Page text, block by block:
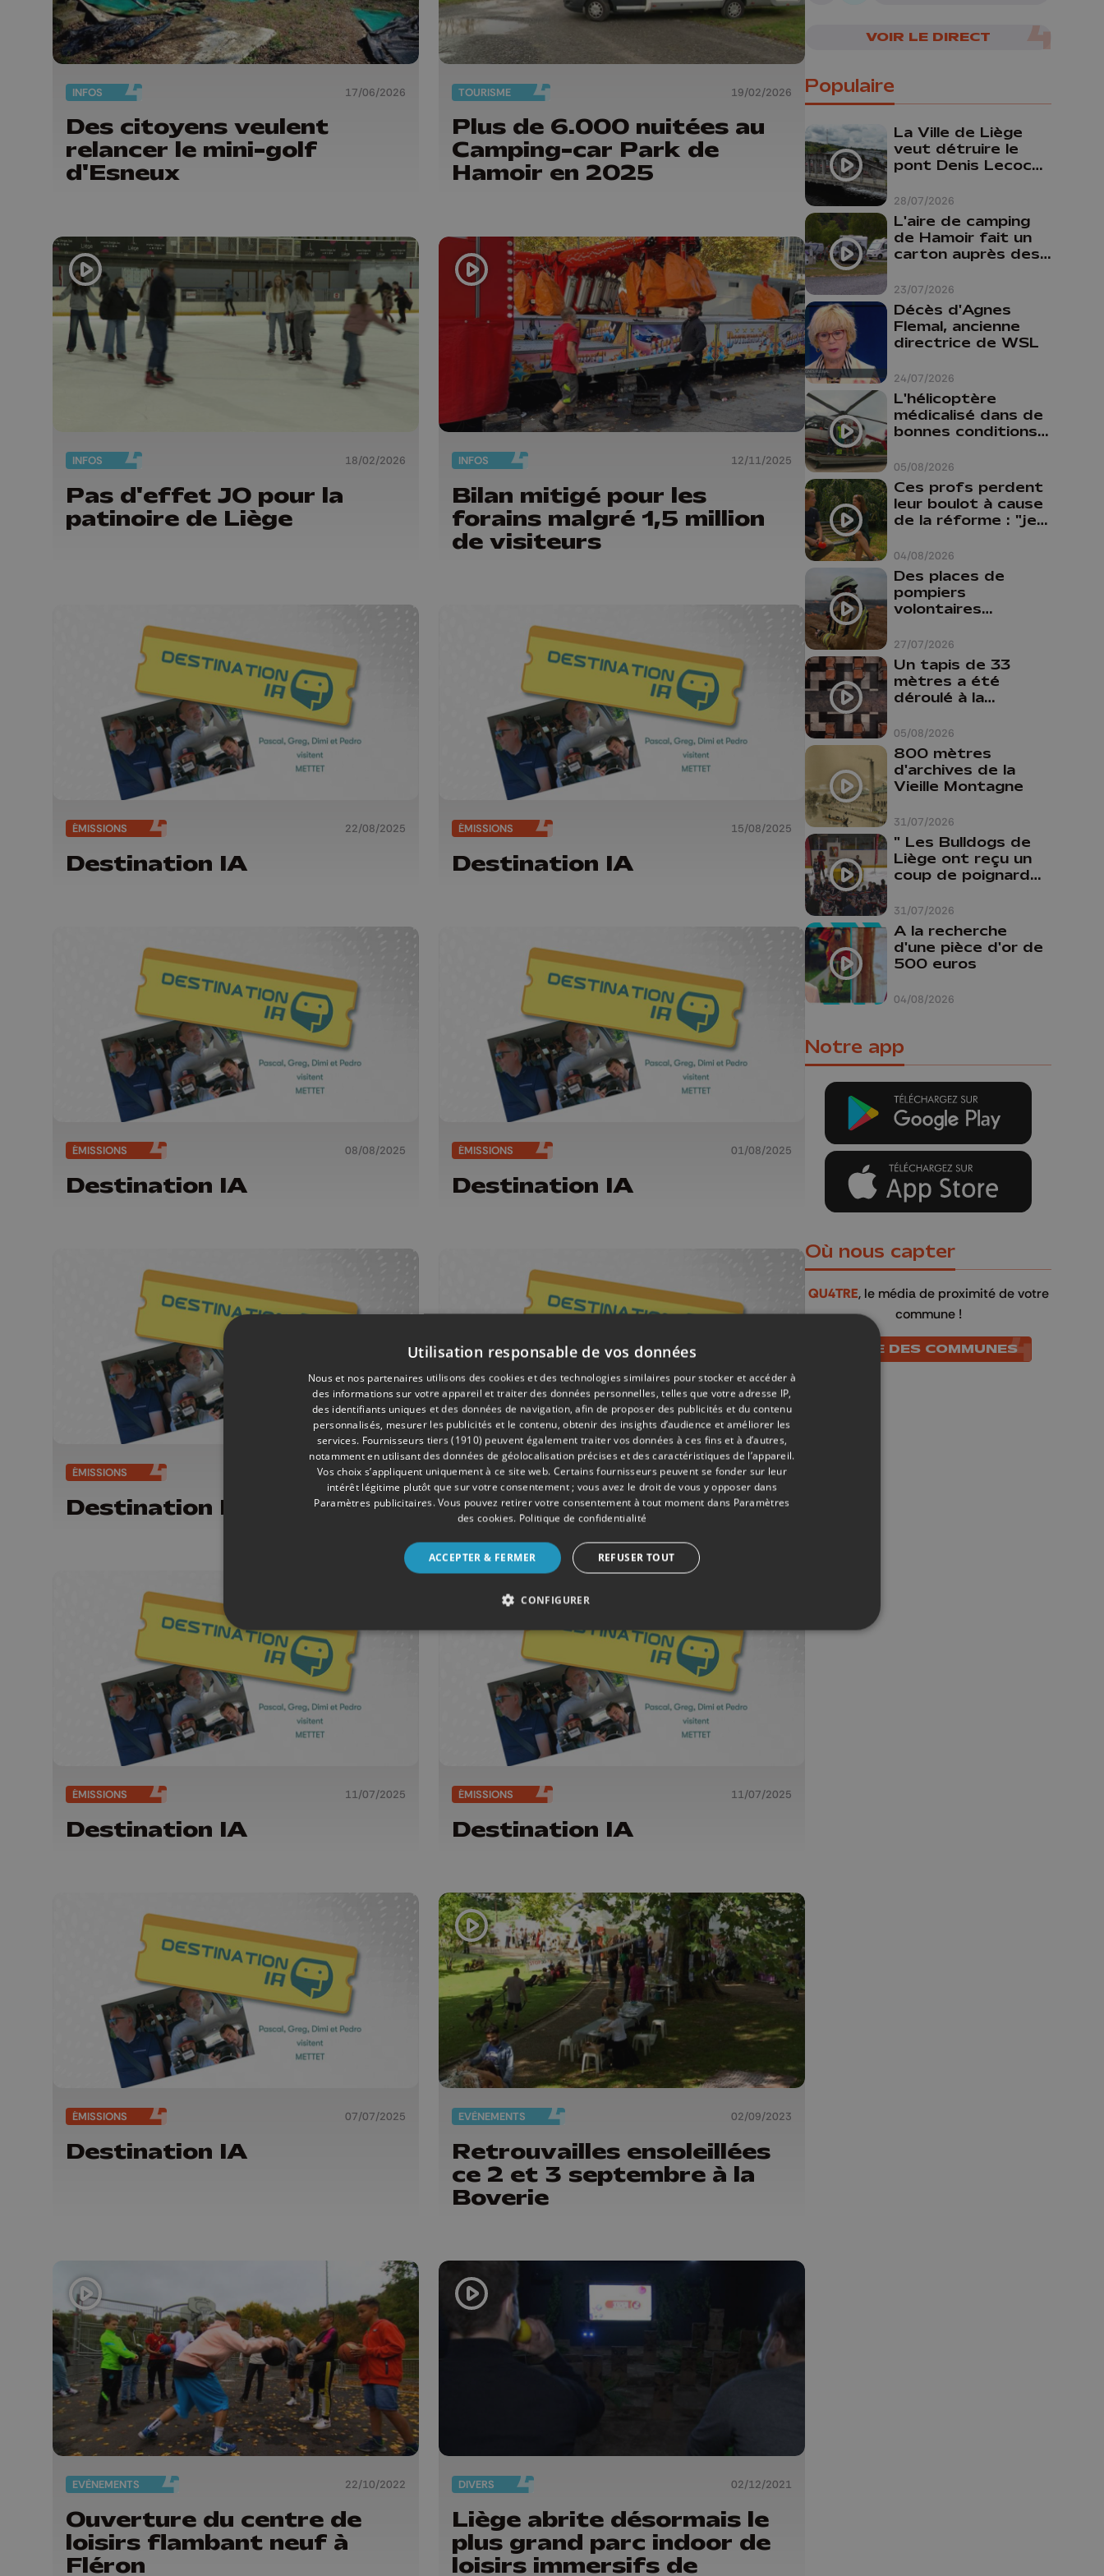
INFOS 17/06/2026
Des citoyens veulent
relancer le mini-golf
d'Esneux
TOURISME 19/02/2026
Plus de 6.000 nuitées au
Camping-car Park de
Hamoir en 2025
INFOS 18/02/2026
Pas d'effet JO pour la
patinoire de Liège
INFOS 12/11/2025
Bilan mitigé pour les
forains malgré 1,5 million
de visiteurs
ÉMISSIONS 22/08/2025
Destination IA
ÉMISSIONS 15/08/2025
Destination IA
ÉMISSIONS 08/08/2025
Destination IA
ÉMISSIONS 01/08/2025
Destination IA
ÉMISSIONS 25/07/2025
Destination IA
ÉMISSIONS 17/07/2025
Destination IA
ÉMISSIONS 11/07/2025
Destination IA
ÉMISSIONS 11/07/2025
Destination IA
ÉMISSIONS 07/07/2025
Destination IA
EVÈNEMENTS 02/09/2023
Retrouvailles ensoleillées
ce 2 et 3 septembre à la
Boverie
EVÈNEMENTS 22/10/2022
Ouverture du centre de
loisirs flambant neuf à
Fléron
DIVERS 02/12/2021
Liège abrite désormais le
plus grand parc indoor de
loisirs immersifs de
VOIR LE DIRECT
Populaire
28/07/2026
La Ville de Liège
veut détruire le
pont Denis Lecocq
budget pour le
faire
23/07/2026
L'aire de camping
de Hamoir fait un
carton auprès des
24/07/2026
Décès d'Agnes
Flemal, ancienne
directrice de WSL
05/08/2026
L'hélicoptère
médicalisé dans de
bonnes conditions à
04/08/2026
Ces profs perdent
leur boulot à cause
de la réforme : "je
comme prof que
comme
pharmacienne"
27/07/2026
Des places de
pompiers
volontaires
province de Liège :
"Un citoyen qui
n'est formé ne
peut pas nous
aider"
05/08/2026
Un tapis de 33
mètres a été
déroulé à la
Liège
31/07/2026
800 mètres
d'archives de la
Vieille Montagne
31/07/2026
" Les Bulldogs de
Liège ont reçu un
coup de poignard
04/08/2026
A la recherche
d'une pièce d'or de
500 euros
Notre app
Où nous capter
QU4TRE, le média de proximité de votre
commune !
LISTE DES COMMUNES
Utilisation responsable de vos données
Nous et nos partenaires utilisons des cookies et des technologies similaires pour stocker et accéder à
des informations sur votre appareil et traiter des données personnelles, telles que votre adresse IP,
des identifiants uniques et des données de navigation, afin de proposer des publicités et du contenu
personnalisés, mesurer les publicités et le contenu, obtenir des insights d’audience et améliorer les
services. Fournisseurs tiers (1910) peuvent également traiter vos données à ces fins et à d’autres,
notamment en utilisant des données de géolocalisation précises et des caractéristiques de l’appareil.
Vos choix s’appliquent uniquement à ce site web. Certains fournisseurs peuvent se fonder sur leur
intérêt légitime plutôt que sur votre consentement ; vous avez le droit de vous y opposer dans
Paramètres publicitaires. Vous pouvez retirer votre consentement à tout moment dans Paramètres
des cookies. Politique de confidentialité
ACCEPTER & FERMER REFUSER TOUT
CONFIGURER